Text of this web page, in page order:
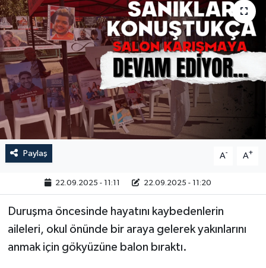
Paylaş A- A+
22.09.2025 - 11:11 22.09.2025 - 11:20
Duruşma öncesinde hayatını kaybedenlerin
aileleri, okul önünde bir araya gelerek yakınlarını
anmak için gökyüzüne balon bıraktı.